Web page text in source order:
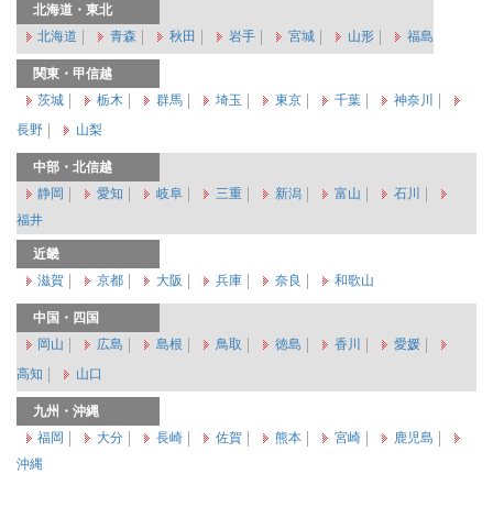
北海道・東北
北海道
青森 秋田 岩手 宮城 山形 福島
関東・甲信越
茨城
栃木 群馬 埼玉 東京 千葉
神奈川
長野
山梨
中部・北信越
静岡
愛知 岐阜 三重 新潟 富山
石川
福井
近畿
滋賀
京都 大阪 兵庫 奈良 和歌山
中国・四国
岡山
広島 島根 鳥取 徳島 香川
愛媛
高知
山口
九州・沖縄
福岡
大分 長崎 佐賀 熊本 宮崎
鹿児島
沖縄